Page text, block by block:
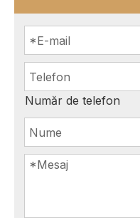
Număr de telefon